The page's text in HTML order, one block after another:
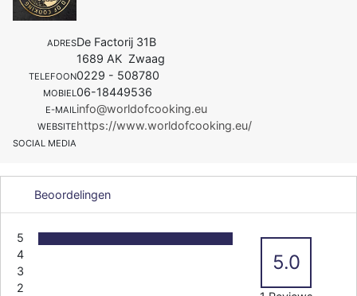
ADRESDe Factorij 31B
1689 AK Zwaag
TELEFOON0229 - 508780
MOBIEL06-18449536
E-MAILinfo@worldofcooking.eu
WEBSITEhttps://www.worldofcooking.eu/
SOCIAL MEDIA
Beoordelingen
5
4
3
2
5.0